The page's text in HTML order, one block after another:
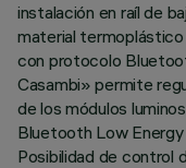
instalación en raíl de
material
con protocolo
Casambi» permite
de los módulos
Bluetooth Low
Posibilidad de control